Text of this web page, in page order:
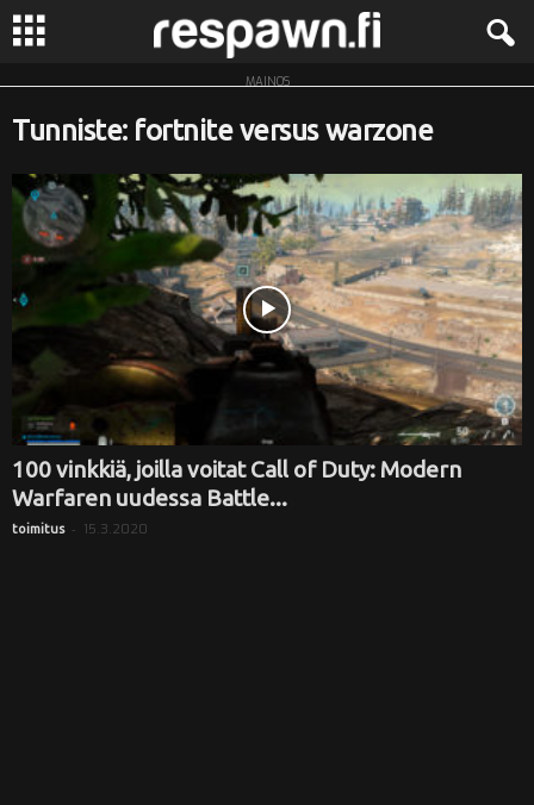
R
MAINOS
Tunniste: fortnite versus warzone
100 vinkkiä, joilla voitat Call of Duty: Modern
Warfaren uudessa Battle...
toimitus - 15.3.2020